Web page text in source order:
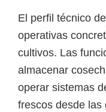
i
c
o
s
d
e
El perfil técnico
operativas
cultivos. Las
almacenar
operar sistemas
frescos desde las